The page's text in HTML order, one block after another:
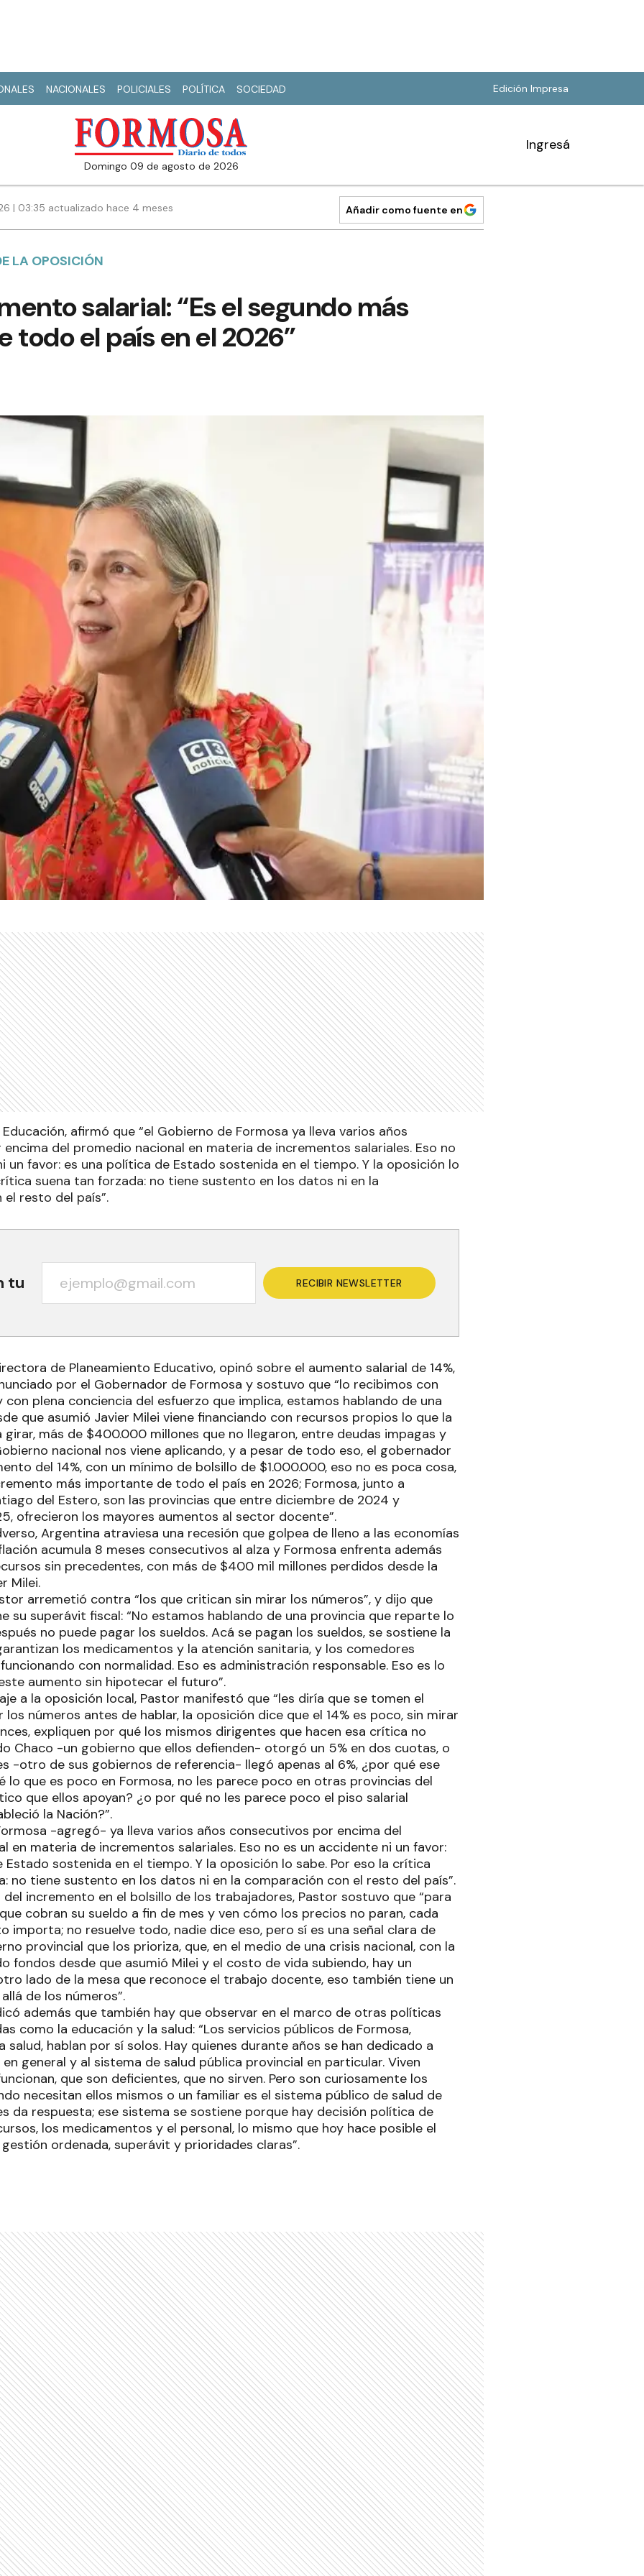
NACIONALES POLICIALES POLÍTICA SOCIEDAD Edición Impresa
domingo 09 de agosto de 2026
Ingresá
| 03:35 actualizado hace 4 meses Añadir como fuente en
LA OPOSICIÓN
salarial: “Es el segundo más
el país en el 2026”
afirmó que “el Gobierno de Formosa ya lleva varios años
del promedio nacional en materia de incrementos salariales. Eso no
un favor: es una política de Estado sostenida en el tiempo. Y la oposición lo
suena tan forzada: no tiene sustento en los datos ni en la
resto del país”.
tu RECIBIR NEWSLETTER
de Planeamiento Educativo, opinó sobre el aumento salarial de 14%,
por el Gobernador de Formosa y sostuvo que “lo recibimos con
plena conciencia del esfuerzo que implica, estamos hablando de una
que asumió Javier Milei viene financiando con recursos propios lo que la
girar, más de $400.000 millones que no llegaron, entre deudas impagas y
nacional nos viene aplicando, y a pesar de todo eso, el gobernador
del 14%, con un mínimo de bolsillo de $1.000.000, eso no es poca cosa,
más importante de todo el país en 2026; Formosa, junto a
del Estero, son las provincias que entre diciembre de 2024 y
ofrecieron los mayores aumentos al sector docente”.
Argentina atraviesa una recesión que golpea de lleno a las economías
acumula 8 meses consecutivos al alza y Formosa enfrenta además
sin precedentes, con más de $400 mil millones perdidos desde la
Milei.
arremetió contra “los que critican sin mirar los números”, y dijo que
su superávit fiscal: “No estamos hablando de una provincia que reparte lo
no puede pagar los sueldos. Acá se pagan los sueldos, se sostiene la
los medicamentos y la atención sanitaria, y los comedores
con normalidad. Eso es administración responsable. Eso es lo
aumento sin hipotecar el futuro”.
a la oposición local, Pastor manifestó que “les diría que se tomen el
números antes de hablar, la oposición dice que el 14% es poco, sin mirar
expliquen por qué los mismos dirigentes que hacen esa crítica no
Chaco -un gobierno que ellos defienden- otorgó un 5% en dos cuotas, o
-otro de sus gobiernos de referencia- llegó apenas al 6%, ¿por qué ese
lo que es poco en Formosa, no les parece poco en otras provincias del
que ellos apoyan? ¿o por qué no les parece poco el piso salarial
la Nación?”.
-agregó- ya lleva varios años consecutivos por encima del
en materia de incrementos salariales. Eso no es un accidente ni un favor:
sostenida en el tiempo. Y la oposición lo sabe. Por eso la crítica
no tiene sustento en los datos ni en la comparación con el resto del país”.
incremento en el bolsillo de los trabajadores, Pastor sostuvo que “para
cobran su sueldo a fin de mes y ven cómo los precios no paran, cada
importa; no resuelve todo, nadie dice eso, pero sí es una señal clara de
provincial que los prioriza, que, en el medio de una crisis nacional, con la
fondos desde que asumió Milei y el costo de vida subiendo, hay un
lado de la mesa que reconoce el trabajo docente, eso también tiene un
de los números”.
además que también hay que observar en el marco de otras políticas
como la educación y la salud: “Los servicios públicos de Formosa,
salud, hablan por sí solos. Hay quienes durante años se han dedicado a
general y al sistema de salud pública provincial en particular. Viven
que son deficientes, que no sirven. Pero son curiosamente los
necesitan ellos mismos o un familiar es el sistema público de salud de
da respuesta; ese sistema se sostiene porque hay decisión política de
los medicamentos y el personal, lo mismo que hoy hace posible el
ordenada, superávit y prioridades claras”.